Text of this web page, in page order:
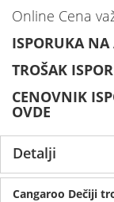
Online Cena
ISPORUKA
TROŠAK
CENOVNIK
OVDE
Detalji
Cangaroo Dečiji